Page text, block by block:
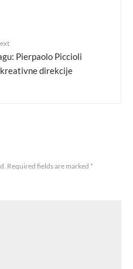
Pierpaolo Piccioli
direkcije
Required fields are marked *